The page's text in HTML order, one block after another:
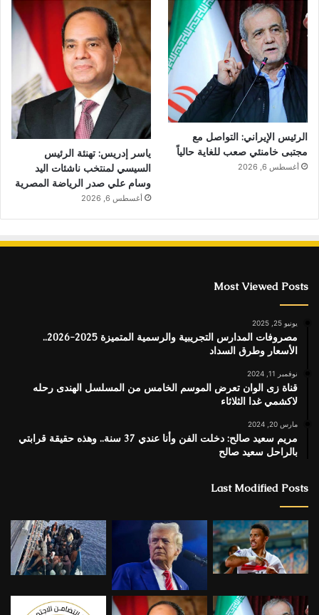
الرئيس الإيراني: التواصل مع
مجتبى خامنئي صعب للغاية حالياً
أغسطس 6, 2026
ياسر إدريس: تهنئة الرئيس
السيسي لمنتخب ناشئات اليد
وسام علي صدر الرياضة المصرية
أغسطس 6, 2026
Most Viewed Posts
يونيو 25, 2025
مصروفات المدارس التجريبية والرسمية المتميزة 2025-2026..
الأسعار وطرق السداد
نوفمبر 11, 2024
قناة زى الوان تعرض الموسم الخامس من المسلسل الهندى رحله
لاكشمي غدا الثلاثاء
مارس 20, 2024
مريم سعيد صالح: دخلت الفن وأنا عندي 37 سنة.. وهذه حقيقة قرابتي
بالراحل سعيد صالح
Last Modified Posts